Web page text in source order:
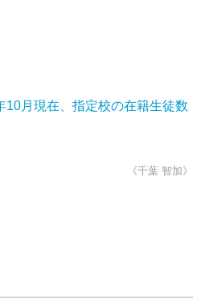
月現在、指定校の在籍生徒数
《千葉 智加》